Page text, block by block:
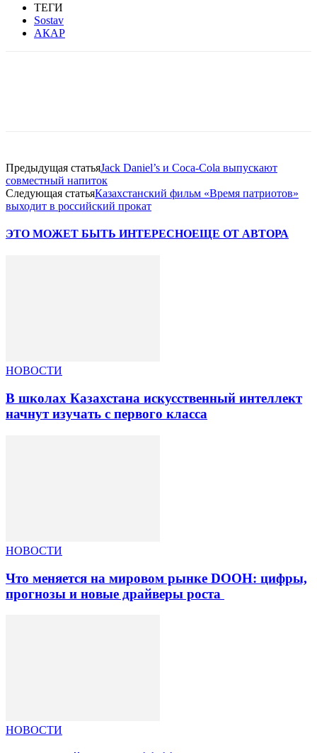
ТЕГИ
Sostav
АКАР
Предыдущая статьяJack Daniel’s и Coca-Cola выпускают
совместный напиток
Следующая статьяКазахстанский фильм «Время патриотов»
выходит в российский прокат
ЭТО МОЖЕТ БЫТЬ ИНТЕРЕСНОЕЩЕ ОТ АВТОРА
НОВОСТИ
В школах Казахстана искусственный интеллект
начнут изучать с первого класса
НОВОСТИ
Что меняется на мировом рынке DOOH: цифры,
прогнозы и новые драйверы роста
НОВОСТИ